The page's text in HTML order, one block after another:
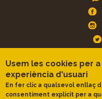
Usem les cookies per
experiència d'usuari
En fer clic a qualsevol enllaç
consentiment explícit per a